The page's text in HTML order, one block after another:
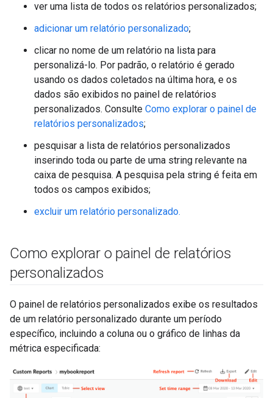
ver uma lista de todos os relatórios personalizados;
adicionar um relatório personalizado;
clicar no nome de um relatório na lista para
personalizá-lo. Por padrão, o relatório é gerado
usando os dados coletados na última hora, e os
dados são exibidos no painel de relatórios
personalizados. Consulte Como explorar o painel de
relatórios personalizados;
pesquisar a lista de relatórios personalizados
inserindo toda ou parte de uma string relevante na
caixa de pesquisa. A pesquisa pela string é feita em
todos os campos exibidos;
excluir um relatório personalizado.
Como explorar o painel de relatórios
personalizados
O painel de relatórios personalizados exibe os resultados
de um relatório personalizado durante um período
específico, incluindo a coluna ou o gráfico de linhas da
métrica especificada: